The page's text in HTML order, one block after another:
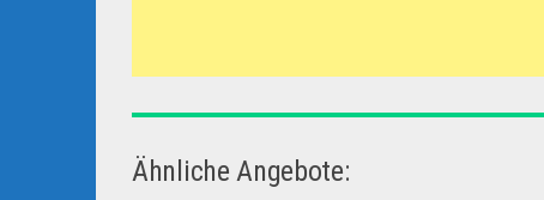
Ähnliche Angebote: